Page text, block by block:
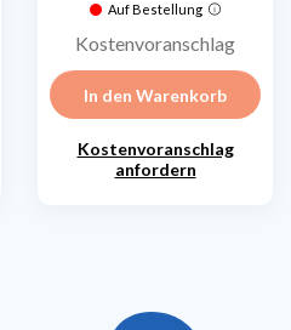
Auf Bestellung
Kostenvoranschlag
In den Warenkorb
Kostenvoranschlag
anfordern